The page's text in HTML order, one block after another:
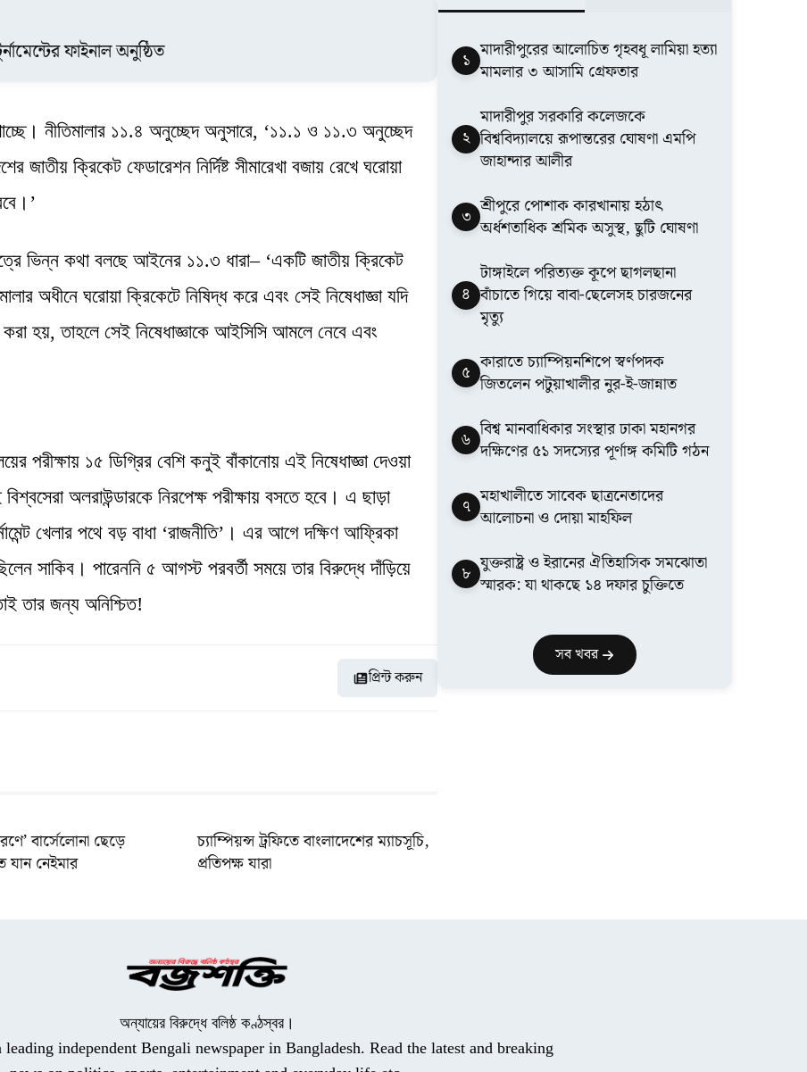
ফাইনাল অনুষ্ঠিত
নীতিমালার ১১.৪ অনুচ্ছেদ অনুসারে, ‘১১.১ ও ১১.৩ অনুচ্ছেদ
জাতীয় ক্রিকেট ফেডারেশন নির্দিষ্ট সীমারেখা বজায় রেখে ঘরোয়া
ভিন্ন কথা বলছে আইনের ১১.৩ ধারা– ‘একটি জাতীয় ক্রিকেট
অধীনে ঘরোয়া ক্রিকেটে নিষিদ্ধ করে এবং সেই নিষেধাজ্ঞা যদি
করা হয়, তাহলে সেই নিষেধাজ্ঞাকে আইসিসি আমলে নেবে এবং
পরীক্ষায় ১৫ ডিগ্রির বেশি কনুই বাঁকানোয় এই নিষেধাজ্ঞা দেওয়া
অলরাউন্ডারকে নিরপেক্ষ পরীক্ষায় বসতে হবে। এ ছাড়া
খেলার পথে বড় বাধা ‘রাজনীতি’। এর আগে দক্ষিণ আফ্রিকা
সাকিব। পারেননি ৫ আগস্ট পরবর্তী সময়ে তার বিরুদ্ধে দাঁড়িয়ে
তার জন্য অনিশ্চিত!
প্রিন্ট করুন
বার্সেলোনা ছেড়ে
নেইমার
চ্যাম্পিয়ন্স ট্রফিতে বাংলাদেশের ম্যাচসূচি,
প্রতিপক্ষ যারা
১ মাদারীপুরের আলোচিত গৃহবধূ লামিয়া হত্যা
মামলার ৩ আসামি গ্রেফতার
২
মাদারীপুর সরকারি কলেজকে
বিশ্ববিদ্যালয়ে রূপান্তরের ঘোষণা এমপি
জাহান্দার আলীর
৩ শ্রীপুরে পোশাক কারখানায় হঠাৎ
অর্ধশতাধিক শ্রমিক অসুস্থ, ছুটি ঘোষণা
৪
টাঙ্গাইলে পরিত্যক্ত কূপে ছাগলছানা
বাঁচাতে গিয়ে বাবা-ছেলেসহ চারজনের
মৃত্যু
৫ কারাতে চ্যাম্পিয়নশিপে স্বর্ণপদক
জিতলেন পটুয়াখালীর নুর-ই-জান্নাত
৬ বিশ্ব মানবাধিকার সংস্থার ঢাকা মহানগর
দক্ষিণের ৫১ সদস্যের পূর্ণাঙ্গ কমিটি গঠন
৭ মহাখালীতে সাবেক ছাত্রনেতাদের
আলোচনা ও দোয়া মাহফিল
৮ যুক্তরাষ্ট্র ও ইরানের ঐতিহাসিক সমঝোতা
স্মারক: যা থাকছে ১৪ দফার চুক্তিতে
সব খবর
অন্যায়ের বিরুদ্ধে বলিষ্ঠ কণ্ঠস্বর।
independent Bengali newspaper in Bangladesh. Read the latest and breaking